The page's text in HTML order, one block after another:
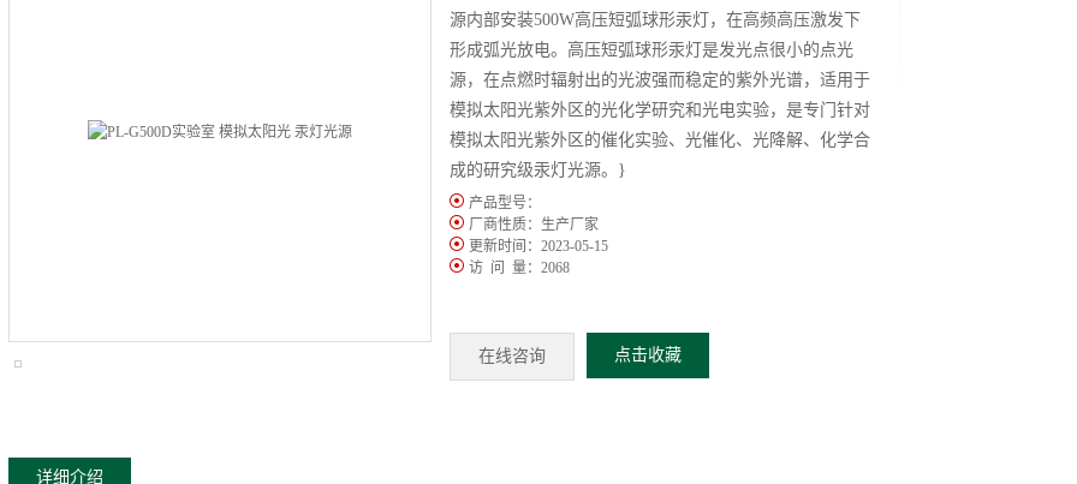
源内部安装500W高压短弧球形汞灯，在高频高压激发下
形成弧光放电。高压短弧球形汞灯是发光点很小的点光
源，在点燃时辐射出的光波强而稳定的紫外光谱，适用于
模拟太阳光紫外区的光化学研究和光电实验，是专门针对
模拟太阳光紫外区的催化实验、光催化、光降解、化学合
成的研究级汞灯光源。}
产品型号：
厂商性质： 生产厂家
更新时间： 2023-05-15
访 问 量： 2068
在线咨询 点击收藏
详细介绍